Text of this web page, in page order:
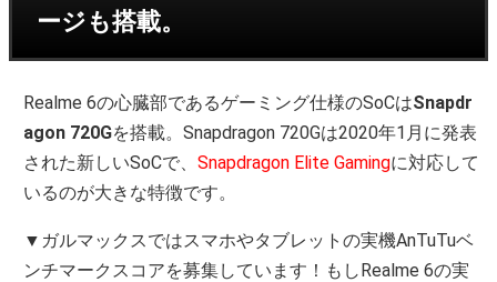
ージも搭載。
Realme 6の心臓部であるゲーミング仕様のSoCはSnapdr
agon 720Gを搭載。Snapdragon 720Gは2020年1月に発表
された新しいSoCで、Snapdragon Elite Gamingに対応して
いるのが大きな特徴です。
▼ガルマックスではスマホやタブレットの実機AnTuTuベ
ンチマークスコアを募集しています！もしRealme 6の実